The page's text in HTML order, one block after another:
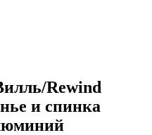
Rewind
и спинка